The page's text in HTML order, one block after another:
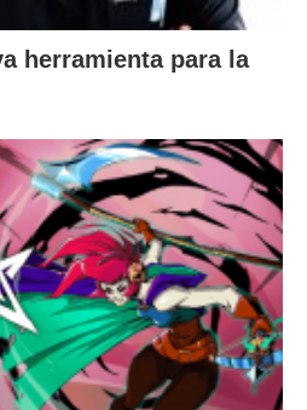
herramienta para la